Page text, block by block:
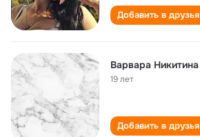
Добавить в друзья
Варвара Никитина
19 лет
Добавить в друзья